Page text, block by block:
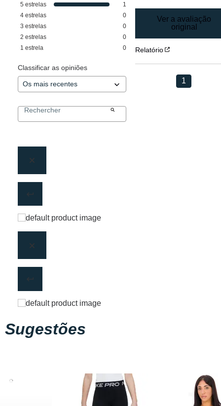
5 estrelas
1
4 estrelas
0
3 estrelas
0
2 estrelas
0
1 estrela 0
Classificar as opiniões
Ver a avaliação
original
Relatório
1
Sugestões